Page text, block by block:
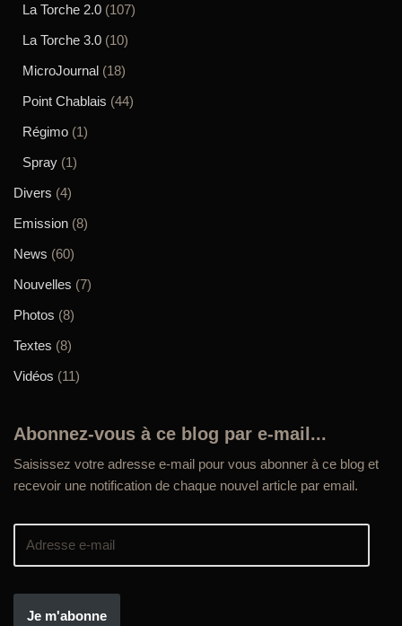
La Torche 2.0 (107)
La Torche 3.0 (10)
MicroJournal (18)
Point Chablais (44)
Régimo (1)
Spray (1)
Divers (4)
Emission (8)
News (60)
Nouvelles (7)
Photos (8)
Textes (8)
Vidéos (11)
Abonnez-vous à ce blog par e-mail...
Saisissez votre adresse e-mail pour vous abonner à ce blog et
recevoir une notification de chaque nouvel article par email.
Je m'abonne